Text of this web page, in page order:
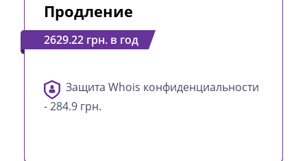
Продление
2629.22 грн. в год
Защита Whois конфиденциальности
- 284.9 грн.